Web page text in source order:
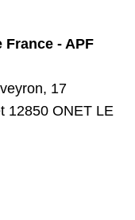
- APF
17
12850 ONET LE